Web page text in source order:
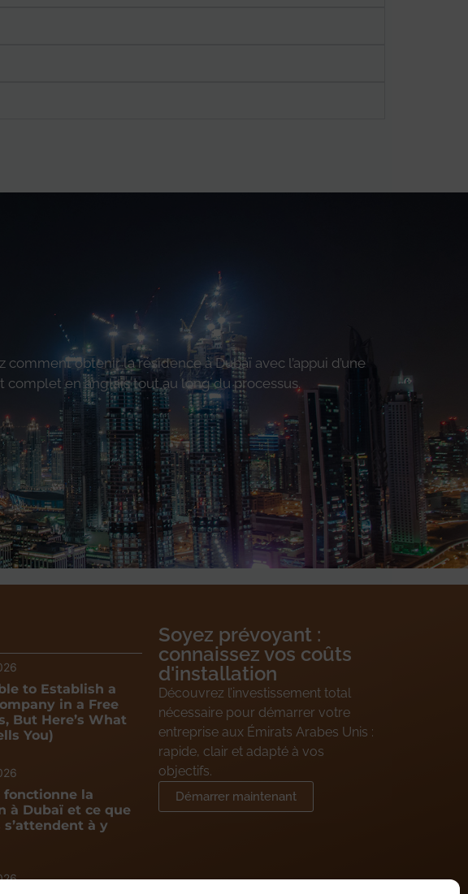
obtenir la résidence à Dubaï avec l’appui d’une
complet en anglais tout au long du processus.
to Establish a
in a Free
But Here’s What
You)
fonctionne la
à Dubaï et ce que
à y
Soyez prévoyant :
connaissez vos coûts
d'installation
Découvrez l’investissement total
nécessaire pour démarrer votre
entreprise aux Émirats Arabes Unis :
rapide, clair et adapté à vos
objectifs.
Démarrer maintenant